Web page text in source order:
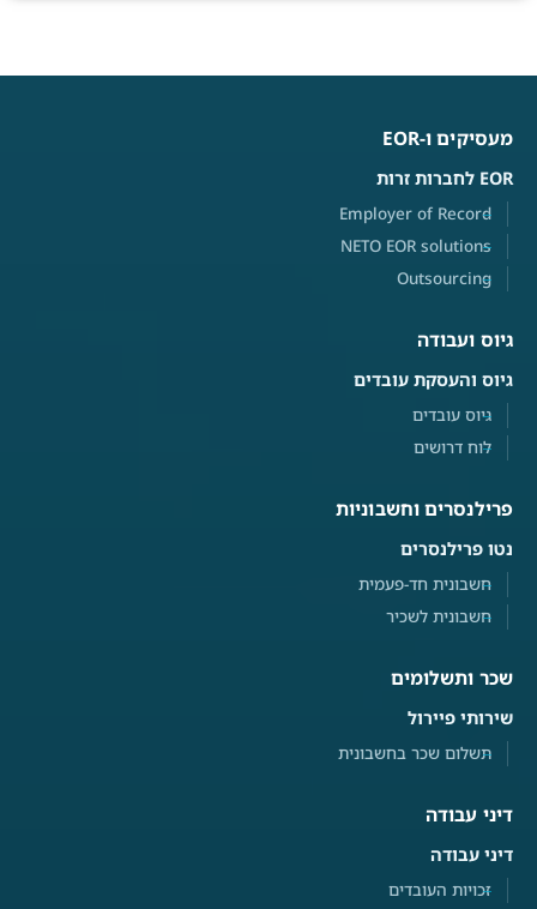
מעסיקים ו-EOR
EOR לחברות זרות
Employer of Record
NETO EOR solutions
Outsourcing
גיוס ועבודה
גיוס והעסקת עובדים
גיוס עובדים
לוח דרושים
פרילנסרים וחשבוניות
נטו פרילנסרים
חשבונית חד-פעמית
חשבונית לשכיר
שכר ותשלומים
שירותי פיירול
תשלום שכר בחשבונית
דיני עבודה
דיני עבודה
זכויות העובדים